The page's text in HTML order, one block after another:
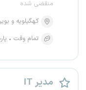
منقضی شده
کهگیلویه و
تمام وقت
مدیر IT